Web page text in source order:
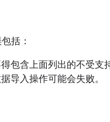
括：
包含上面列出的不受支
导入操作可能会失败。